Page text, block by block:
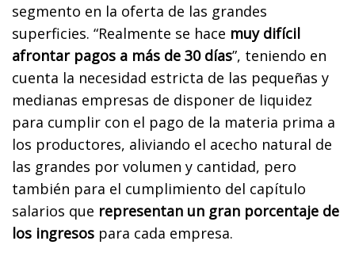
segmento en la oferta de las grandes
superficies. “Realmente se hace muy difícil
afrontar pagos a más de 30 días”, teniendo en
cuenta la necesidad estricta de las pequeñas y
medianas empresas de disponer de liquidez
para cumplir con el pago de la materia prima a
los productores, aliviando el acecho natural de
las grandes por volumen y cantidad, pero
también para el cumplimiento del capítulo
salarios que representan un gran porcentaje de
los ingresos para cada empresa.